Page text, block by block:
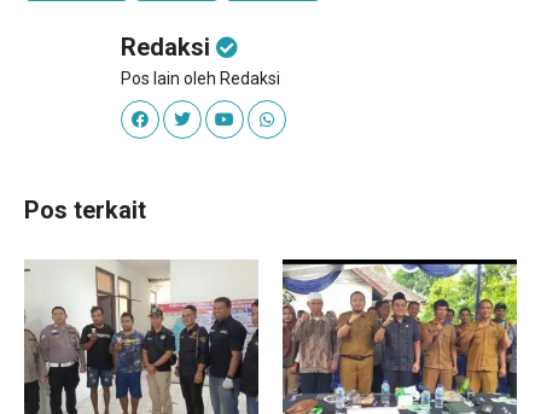
Redaksi
Pos lain oleh Redaksi
Pos terkait